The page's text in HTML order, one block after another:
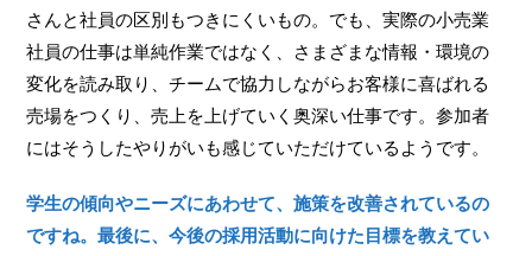
さんと社員の区別もつきにくいもの。でも、実際の小売業
社員の仕事は単純作業ではなく、さまざまな情報・環境の
変化を読み取り、チームで協力しながらお客様に喜ばれる
売場をつくり、売上を上げていく奥深い仕事です。参加者
にはそうしたやりがいも感じていただけているようです。
学生の傾向やニーズにあわせて、施策を改善されているの
ですね。最後に、今後の採用活動に向けた目標を教えてい